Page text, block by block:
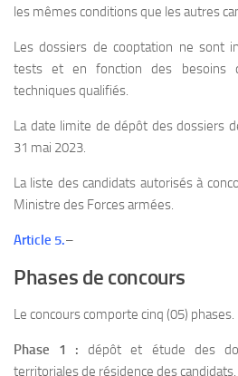
les mêmes conditions que les autres
Les dossiers de cooptation ne sont
tests et en fonction des besoins
techniques qualifiés.
La date limite de dépôt des dossiers
31 mai 2023.
La liste des candidats autorisés à
Ministre des Forces armées.
Article 5.–
Phases de concours
Le concours comporte cinq (05) phases.
Phase 1 : dépôt et étude des
territoriales de résidence des candidats.